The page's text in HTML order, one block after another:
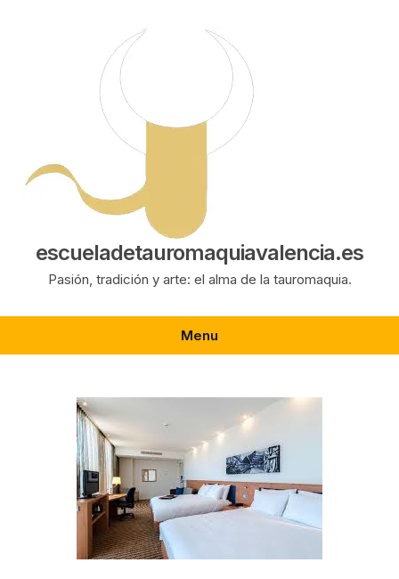
escueladetauromaquiavalencia.es
Pasión, tradición y arte: el alma de la tauromaquia.
Menu